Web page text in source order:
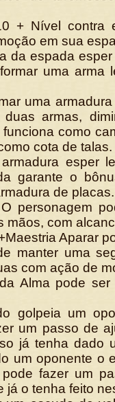
+ Nível contra
em sua
da espada
uma arma
uma
armas,
como
cota de talas.
esper
garante o
de placas.
O personagem
mãos, com
Aparar
manter uma
com ação de
Alma pode
golpeia um
um passo de
já tenha dado
um oponente o
fazer um
já o tenha feito